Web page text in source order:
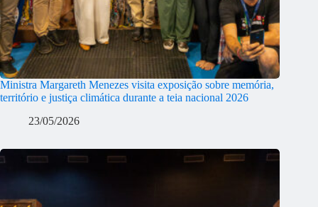
Ministra Margareth Menezes visita exposição sobre memória,
território e justiça climática durante a teia nacional 2026
23/05/2026